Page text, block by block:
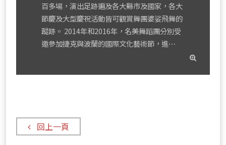
百多場，演出足跡遍及各大縣市及國家，各大
節慶及大型慶祝活動皆可觀賞舞團婆娑飛舞的
蹤跡。 2014年和2016年，名美舞蹈團分別受
邀參加捷克與波蘭的國際文化藝術節，進⋯
回上一頁